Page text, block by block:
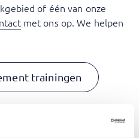
of één van onze
met ons op. We helpen
trainingen